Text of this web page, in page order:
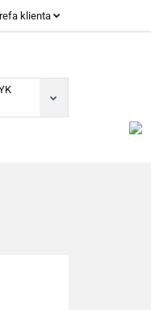
klienta
się
zgłoszenie